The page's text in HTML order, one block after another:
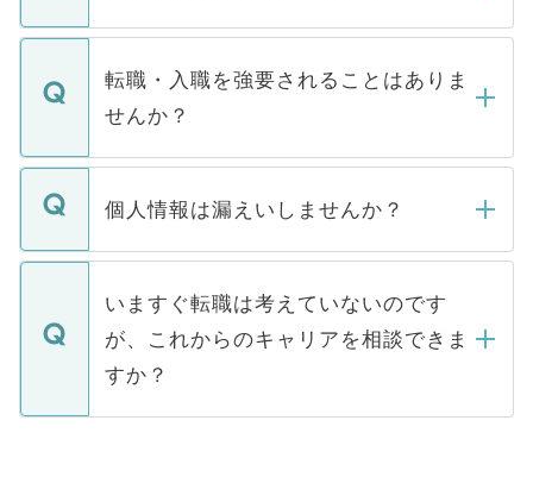
ます。通常、5営業日以内にはご連絡をせて
いただきますので、しばらくお待ちくださ
マイナビDOCTORで取り扱っている求人の
うち約3割は、Webサイトからご覧いただ
けない「非公開求人」です。非公開求人は
下記の理由によって、一般には公開してい
ません。
■応募殺到を避けるため 人気のある医療機
関を公にしてしまうと、応募が殺到する場
に、医療機関が求める条件に合った人材の
みを人材紹介会社に依頼するケースが増え
ています。
転職・入職を強要されることはありま
せんか？
転職・入職を強要することは一切ありませ
ん。また、仮に応募先から内定をいただい
定を承諾する必要はありません。内定先へ
の辞退の連絡はキャリアパートナーが行い
個人情報は漏えいしませんか？
個人情報が漏えいすることはありませんの
で、ご安心ください。当サイトからの登録
などで収集したご登録者様の個人情報は、
ご本人のキャリアアップおよび転職活動の
支援を目的に使用いたします。お預かりし
ているすべての個人データはご本人の許可
いますぐ転職は考えていないのです
が、これからのキャリアを相談できま
すか？